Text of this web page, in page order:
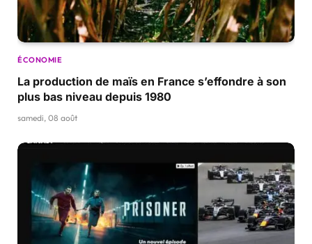
ÉCONOMIE
La production de maïs en France s’effondre à son
plus bas niveau depuis 1980
samedi, 08 août